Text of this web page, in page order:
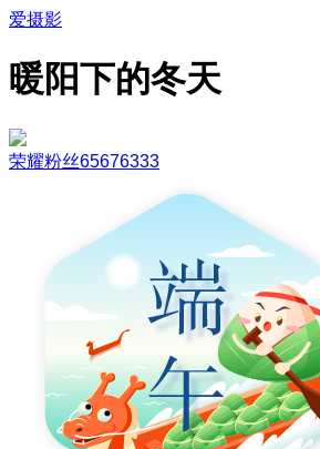
爱摄影
暖阳下的冬天
荣耀粉丝65676333